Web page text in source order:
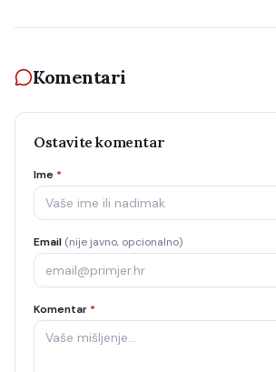
Komentari
Ostavite komentar
Ime *
Email (nije javno, opcionalno)
Komentar *